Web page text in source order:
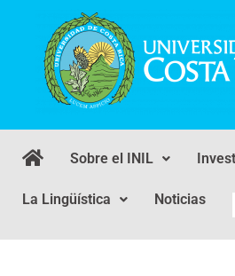
Sobre el INIL
La Lingüística Noticias